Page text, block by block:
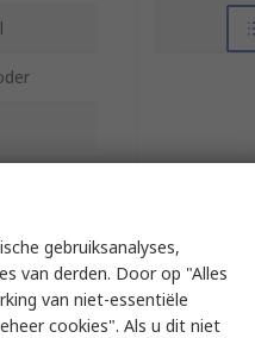
gebruiksanalyses,
van derden. Door op "Alles
van niet-essentiële
cookies". Als u dit niet